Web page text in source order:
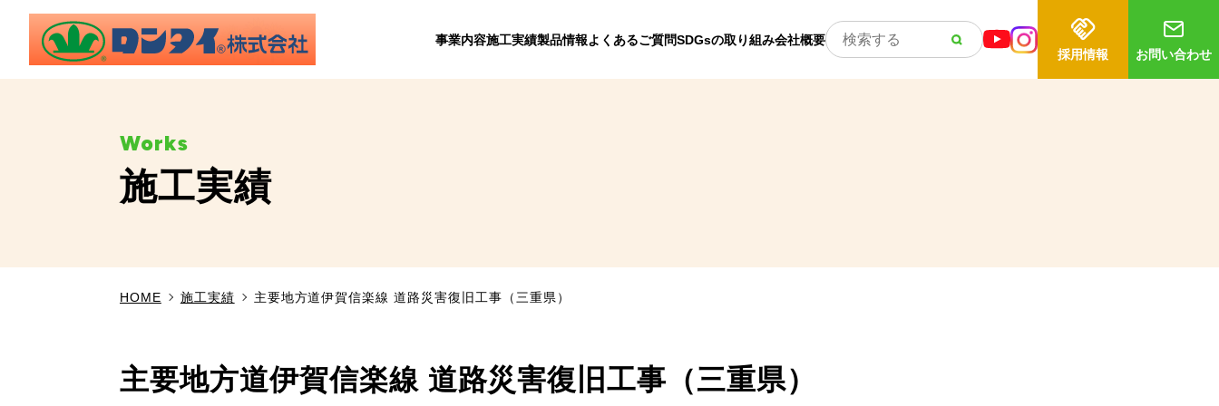
事業内容施工実績製品情報よくあるご質問SDGsの取り組み会社概要
採用情報
お問い合わせ
施工実績
HOME 施工実績 主要地方道伊賀信楽線 道路災害復旧工事（三重県）
主要地方道伊賀信楽線 道路災害復旧工事（三重県）